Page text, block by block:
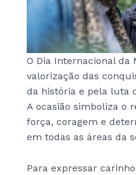
O Dia Internacional
valorização das
da história e pela luta
A ocasião simboliza o
força, coragem e
em todas as áreas da
Para expressar